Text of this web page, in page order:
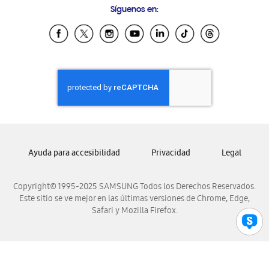
Samsung Ecuador
Samsung El Salvador
Samsung Honduras
Samsung Nicaragua
Samsung Panamá
Samsung Venezuela
Síguenos en:
Copyright© 1995-2025 SAMSUNG Todos los Derechos Reservados.
Este sitio se ve mejor en las últimas versiones de Chrome, Edge,
Safari y Mozilla Firefox.
Ayuda para accesibilidad Privacidad Legal